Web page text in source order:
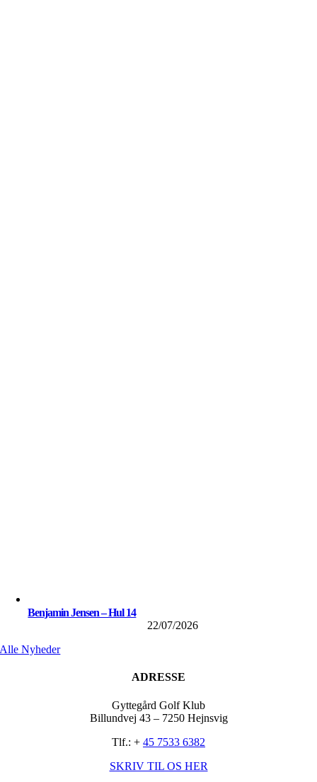
Benjamin Jensen – Hul 14
22/07/2026
Alle Nyheder
ADRESSE
Gyttegård Golf Klub
Billundvej 43 – 7250 Hejnsvig
Tlf.: + 45 7533 6382
SKRIV TIL OS HER